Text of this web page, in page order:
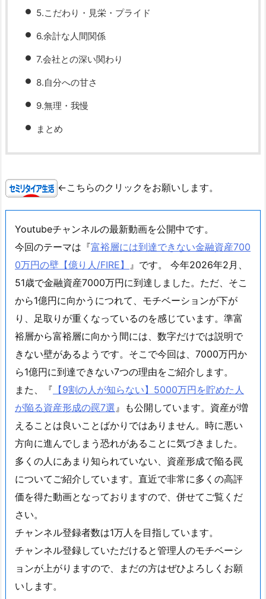
5.こだわり・見栄・プライド
6.余計な人間関係
7.会社との深い関わり
8.自分への甘さ
9.無理・我慢
まとめ
←こちらのクリックをお願いします。
Youtubeチャンネルの最新動画を公開中です。
今回のテーマは『富裕層には到達できない金融資産700
0万円の壁【億り人/FIRE】 』です。 今年2026年2月、
51歳で金融資産7000万円に到達しました。ただ、そこ
から1億円に向かうにつれて、モチベーションが下が
り、足取りが重くなっているのを感じています。準富
裕層から富裕層に向かう間には、数字だけでは説明で
きない壁があるようです。そこで今回は、7000万円か
ら1億円に到達できない7つの理由をご紹介します。
また、『 【9割の人が知らない】5000万円を貯めた人
が陥る資産形成の罠7選』も公開しています。資産が増
えることは良いことばかりではありません。時に悪い
方向に進んでしまう恐れがあることに気づきました。
多くの人にあまり知られていない、資産形成で陥る罠
についてご紹介しています。直近で非常に多くの高評
価を得た動画となっておりますので、併せてご覧くだ
さい。
チャンネル登録者数は1万人を目指しています。
チャンネル登録していただけると管理人のモチベーシ
ョンが上がりますので、まだの方はぜひよろしくお願
いします。